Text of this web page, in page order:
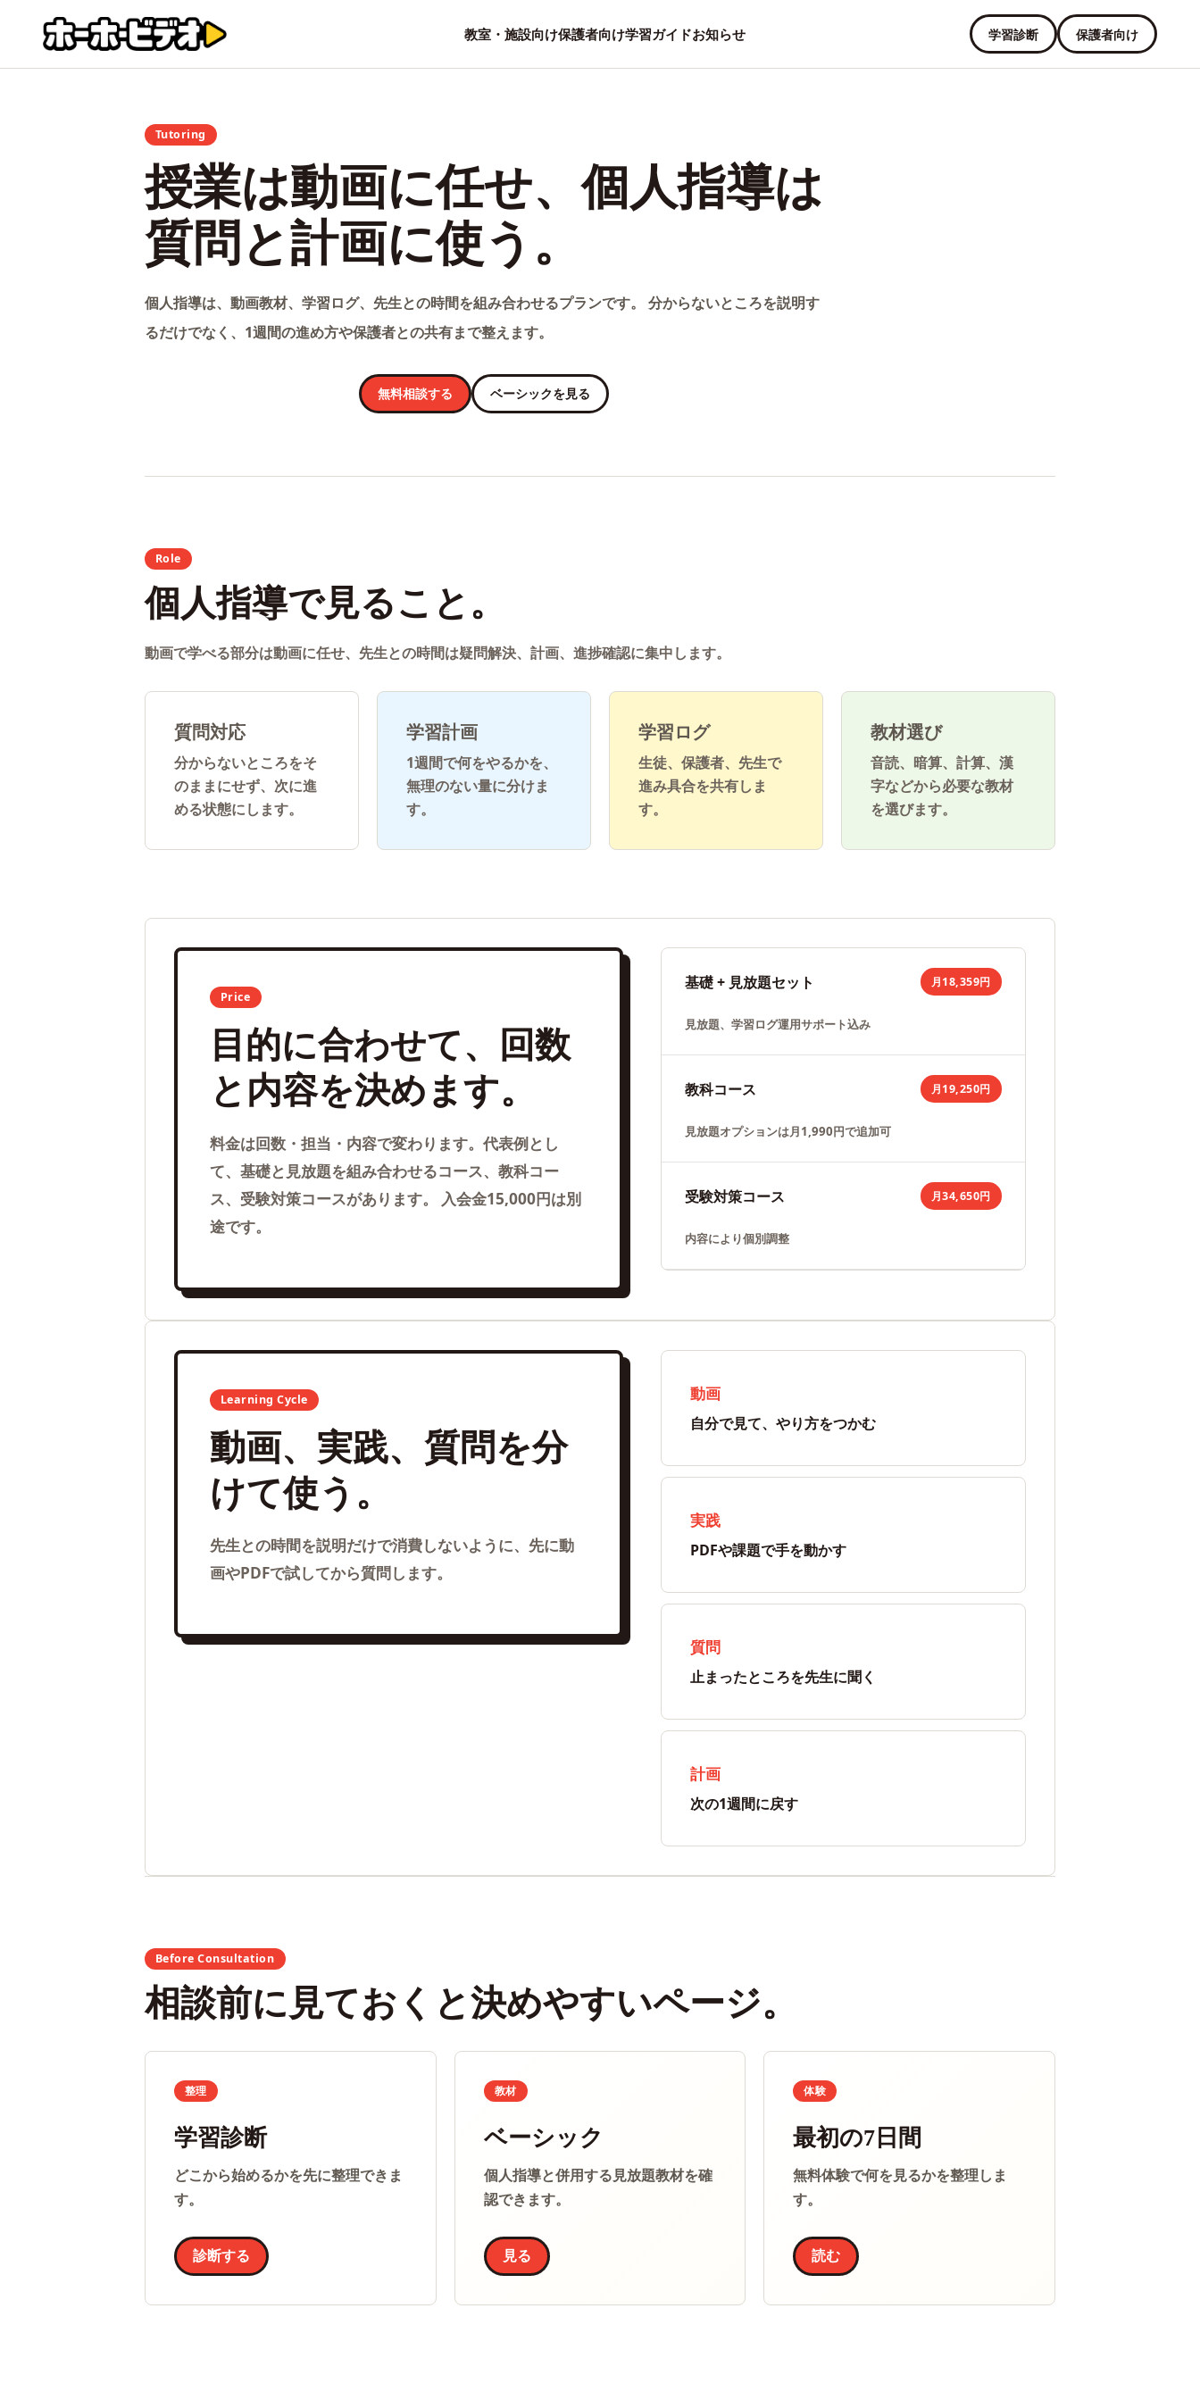
教室・施設向け保護者向け学習ガイドお知らせ 学習診断 保護者向け
Tutoring
授業は動画に任せ、個人指導は
質問と計画に使う。
個人指導は、動画教材、学習ログ、先生との時間を組み合わせるプランです。 分からないところを説明す
るだけでなく、1週間の進め方や保護者との共有まで整えます。
無料相談する ベーシックを見る
Role
個人指導で見ること。
動画で学べる部分は動画に任せ、先生との時間は疑問解決、計画、進捗確認に集中します。
質問対応
分からないところをそ
のままにせず、次に進
める状態にします。
学習計画
1週間で何をやるかを、
無理のない量に分けま
す。
学習ログ
生徒、保護者、先生で
進み具合を共有しま
す。
教材選び
音読、暗算、計算、漢
字などから必要な教材
を選びます。
Price
目的に合わせて、回数
と内容を決めます。
料金は回数・担当・内容で変わります。代表例とし
て、基礎と見放題を組み合わせるコース、教科コー
ス、受験対策コースがあります。 入会金15,000円は別
途です。
基礎 + 見放題セット 月18,359円
見放題、学習ログ運用サポート込み
教科コース 月19,250円
見放題オプションは月1,990円で追加可
受験対策コース 月34,650円
内容により個別調整
Learning Cycle
動画、実践、質問を分
けて使う。
先生との時間を説明だけで消費しないように、先に動
画やPDFで試してから質問します。
動画
自分で見て、やり方をつかむ
実践
PDFや課題で手を動かす
質問
止まったところを先生に聞く
計画
次の1週間に戻す
Before Consultation
相談前に見ておくと決めやすいページ。
整理
学習診断
どこから始めるかを先に整理できま
す。
診断する
教材
ベーシック
個人指導と併用する見放題教材を確
認できます。
見る
体験
最初の7日間
無料体験で何を見るかを整理しま
す。
読む